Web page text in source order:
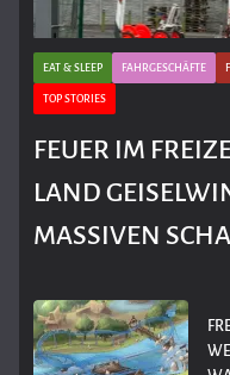
EAT & SLEEP FAHRGESCHÄFTE
TOP STORIES
FEUER IM
LAND
MASSIVEN